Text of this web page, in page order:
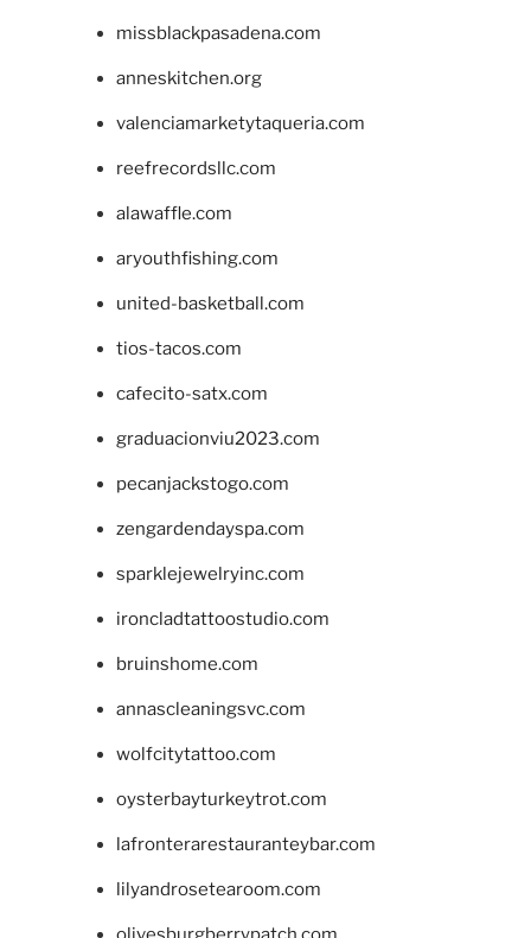
missblackpasadena.com
anneskitchen.org
valenciamarketytaqueria.com
reefrecordsllc.com
alawaffle.com
aryouthfishing.com
united-basketball.com
tios-tacos.com
cafecito-satx.com
graduacionviu2023.com
pecanjackstogo.com
zengardendayspa.com
sparklejewelryinc.com
ironcladtattoostudio.com
bruinshome.com
annascleaningsvc.com
wolfcitytattoo.com
oysterbayturkeytrot.com
lafronterarestauranteybar.com
lilyandrosetearoom.com